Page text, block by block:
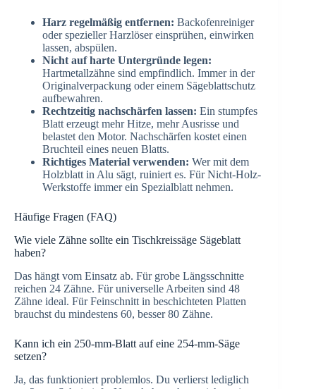
Harz regelmäßig entfernen: Backofenreiniger
oder spezieller Harzlöser einsprühen, einwirken
lassen, abspülen.
Nicht auf harte Untergründe legen:
Hartmetallzähne sind empfindlich. Immer in der
Originalverpackung oder einem Sägeblattschutz
aufbewahren.
Rechtzeitig nachschärfen lassen: Ein stumpfes
Blatt erzeugt mehr Hitze, mehr Ausrisse und
belastet den Motor. Nachschärfen kostet einen
Bruchteil eines neuen Blatts.
Richtiges Material verwenden: Wer mit dem
Holzblatt in Alu sägt, ruiniert es. Für Nicht-Holz-
Werkstoffe immer ein Spezialblatt nehmen.
Häufige Fragen (FAQ)
Wie viele Zähne sollte ein Tischkreissäge Sägeblatt
haben?
Das hängt vom Einsatz ab. Für grobe Längsschnitte
reichen 24 Zähne. Für universelle Arbeiten sind 48
Zähne ideal. Für Feinschnitt in beschichteten Platten
brauchst du mindestens 60, besser 80 Zähne.
Kann ich ein 250-mm-Blatt auf eine 254-mm-Säge
setzen?
Ja, das funktioniert problemlos. Du verlierst lediglich